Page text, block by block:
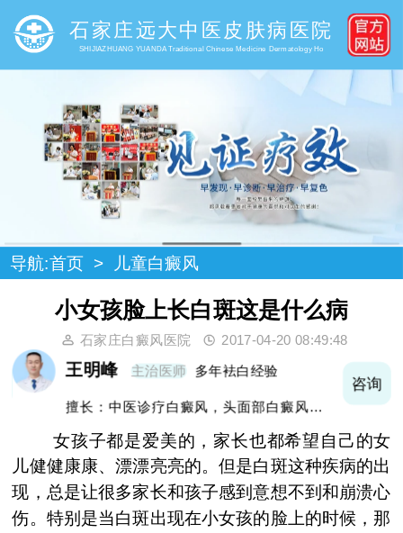
石家庄远大中医皮肤病医院
SHIJIAZHUANG YUANDA Traditional Chinese Medicine Dermatology Ho
导航:首页 > 儿童白癜风
小女孩脸上长白斑这是什么病
石家庄白癜风医院 2017-04-20 08:49:48
王明峰 主治医师 多年袪白经验
擅长：中医诊疗白癜风，头面部白癜风，青
咨询
女孩子都是爱美的，家长也都希望自己的女
儿健健康康、漂漂亮亮的。但是白斑这种疾病的出
现，总是让很多家长和孩子感到意想不到和崩溃心
伤。特别是当白斑出现在小女孩的脸上的时候，那